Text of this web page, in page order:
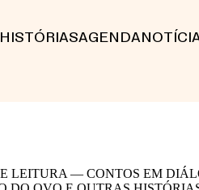
HISTÓRIASAGENDA